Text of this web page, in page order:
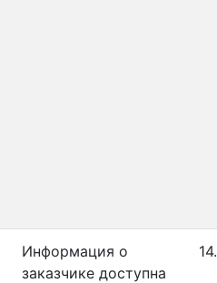
Информация о
заказчике доступна